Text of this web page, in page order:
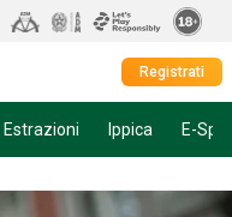
Registrati
Estrazioni Ippica E-